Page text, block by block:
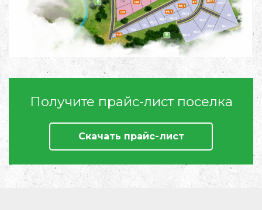
Получите прайс-лист поселка
Скачать прайс-лист